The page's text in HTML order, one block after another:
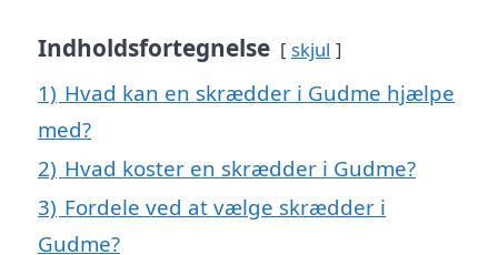
Indholdsfortegnelse skjul
1) Hvad kan en skrædder i Gudme hjælpe
med?
2) Hvad koster en skrædder i Gudme?
3) Fordele ved at vælge skrædder i
Gudme?